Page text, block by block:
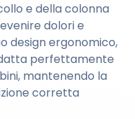
e della colonna
dolori e
design ergonomico,
perfettamente
mantenendo la
corretta